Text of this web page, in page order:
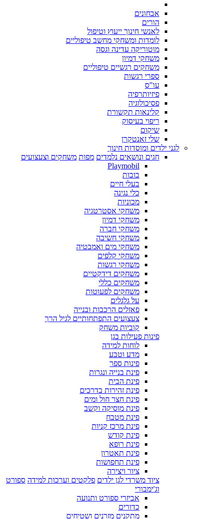
אבחונים
הורים
לאנשי חינוך ייעוץ וטיפול
לומדות ומשחקי מחשב טיפוליים
מוטוריקה עדינה וגסה
משחקי דמיון
משחקים רגשיים טיפוליים
ספרי רגשות
עו"ס
פיזיותרפיה
פסיכולוגיה
קלינאות תקשורת
ריפוי בעיסוק
שיקום
שלי זאנטקרן
לגני ילדים ומוסדות חינוך
חגים ונושאים נלמדים מפות משחקים וצעצועים
Playmobil
בובות
בעלי חיים
כלי נגינה
מכוניות
משחקי אסטרטגיה
משחקי דמיון
משחקי חברה
משחקי חשיבה
משחקי מים ואמבטיה
משחקי קלפים
משחקי רגשות
משחקים דידקטיים
משחקים כללי
משחקים לפעוטות
על גלגלים
פאזלים הרכבות ובנייה
צעצועים התפתחותיים לגיל הרך
קוביות משחק
פינות פעילות בגן
לוחות למידה
מדע וטבע
פינות ספר
פינת בנייה ונגרות
פינת הבית
פינת זהירות בדרכים
פינת חצר חול ומים
פינת מוסיקה וקשב
פינת מטבח
פינת מרכז קניות
פינת קודש
פינת רופא
פינת תאטרון
פינת תחפושות
ציור ויצירה
ציוד משרדי לגן ילדים פלקטים וערכות למידה ספורט
וג'ימבורי
אביזרי ספורט ותנועה
כדורים
מתקנים מזרנים ושטיחים